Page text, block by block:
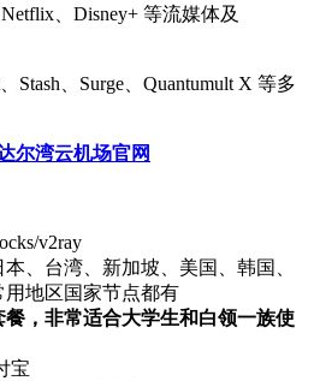
、Disney+ 等流媒体及
Stash、Surge、Quantumult X 等多
尔湾云机场官网
v2ray
、台湾、新加坡、美国、韩国、
地区国家节点都有
，非常适合大学生和白领一族使
宝